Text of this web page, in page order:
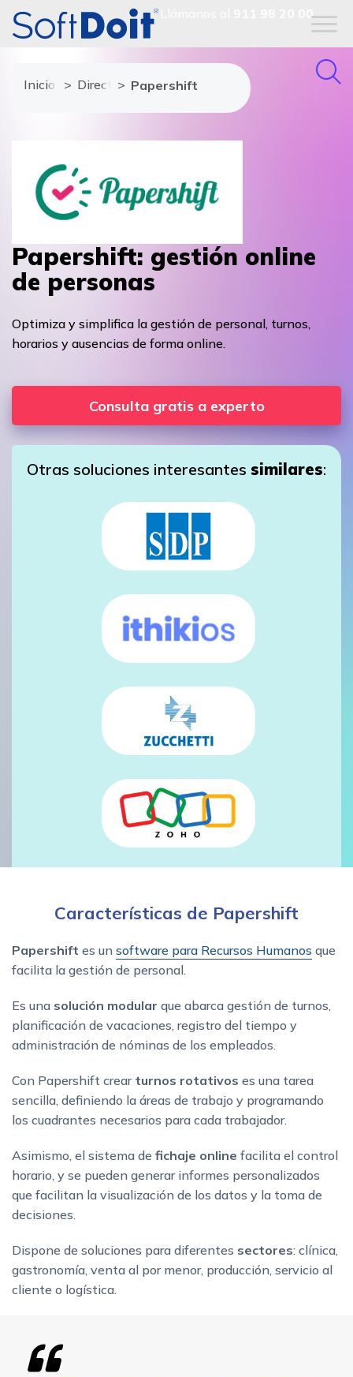
911 98 20 00
Inicio Directorio de proveedores
Papershift
Papershift: gestión online
de personas
Optimiza y simplifica la gestión de personal, turnos,
horarios y ausencias de forma online.
Consulta gratis a experto
Otras soluciones interesantes similares:
Características de Papershift
Papershift es un software para Recursos Humanos que
facilita la gestión de personal.
Es una solución modular que abarca gestión de turnos,
planificación de vacaciones, registro del tiempo y
administración de nóminas de los empleados.
Con Papershift crear turnos rotativos es una tarea
sencilla, definiendo la áreas de trabajo y programando
los cuadrantes necesarios para cada trabajador.
Asimismo, el sistema de fichaje online facilita el control
horario, y se pueden generar informes personalizados
que facilitan la visualización de los datos y la toma de
decisiones.
Dispone de soluciones para diferentes sectores: clínica,
gastronomía, venta al por menor, producción, servicio al
cliente o logística.